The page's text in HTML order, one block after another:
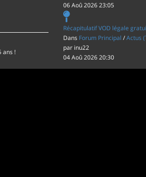
ans !
06 Aoû 2026 23:05
Récapitulatif VOD légale
Dans Forum Principal /Actus
par inu22
04 Aoû 2026 20:30